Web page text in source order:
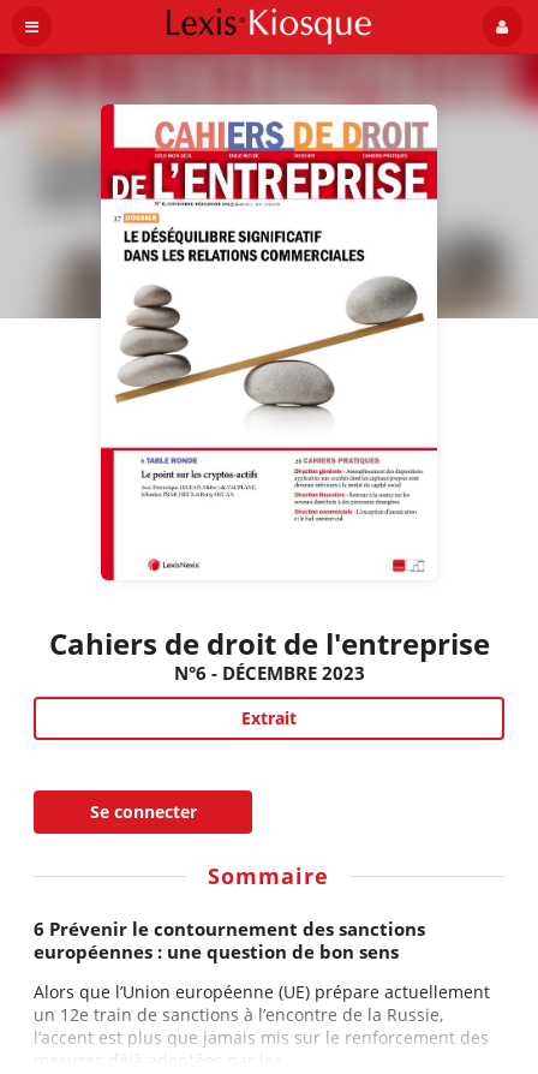
Cahiers de droit de l'entreprise
N°6 - DÉCEMBRE 2023
Extrait
Se connecter
Sommaire
6 Prévenir le contournement des sanctions
européennes : une question de bon sens
Alors que l’Union européenne (UE) prépare actuellement
un 12e train de sanctions à l’encontre de la Russie,
l’accent est plus que jamais mis sur le renforcement des
mesures déjà adoptées par les...